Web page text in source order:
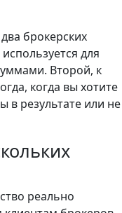
брокерских
для
Второй, к
когда вы хотите
в результате или не
реально